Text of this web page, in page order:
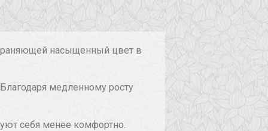
насыщенный цвет в
медленному росту
себя менее комфортно.